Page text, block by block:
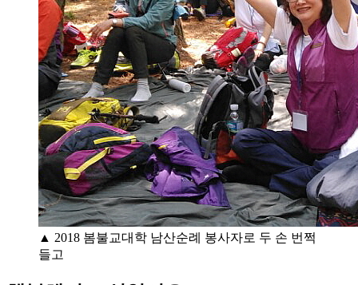
▲ 2018 봄불교대학 남산순례 봉사자로 두 손 번쩍
들고